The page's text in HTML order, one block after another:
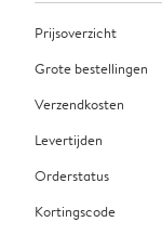
Prijsoverzicht
Grote bestellingen
Verzendkosten
Levertijden
Orderstatus
Kortingscode